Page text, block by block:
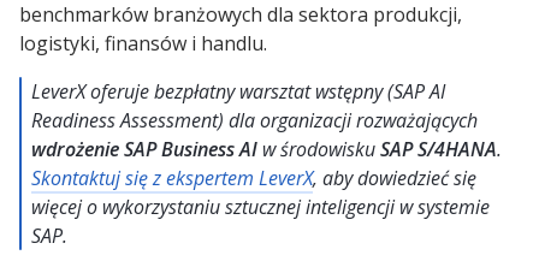
benchmarków branżowych dla sektora produkcji,
logistyki, finansów i handlu.
LeverX oferuje bezpłatny warsztat wstępny (SAP AI
Readiness Assessment) dla organizacji rozważających
wdrożenie SAP Business AI w środowiskuSAP S/4HANA.
Skontaktuj się z ekspertem LeverX, aby dowiedzieć się
więcej o wykorzystaniu sztucznej inteligencji w systemie
SAP.